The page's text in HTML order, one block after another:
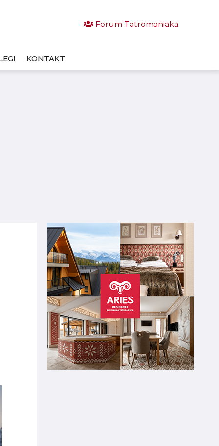
Forum Tatromaniaka
KONTAKT